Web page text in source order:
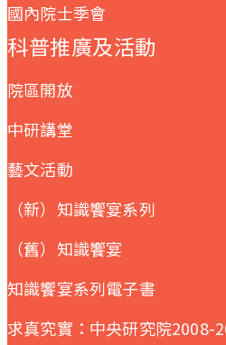
國內院士季會
科普推廣及活動
院區開放
中研講堂
藝文活動
（新）知識饗宴系列
（舊）知識饗宴
知識饗宴系列電子書
求真究實：中央研究院2008-